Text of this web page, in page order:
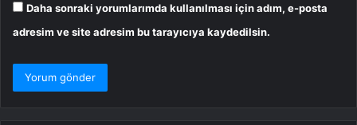
Daha sonraki yorumlarımda kullanılması için adım, e-posta
adresim ve site adresim bu tarayıcıya kaydedilsin.